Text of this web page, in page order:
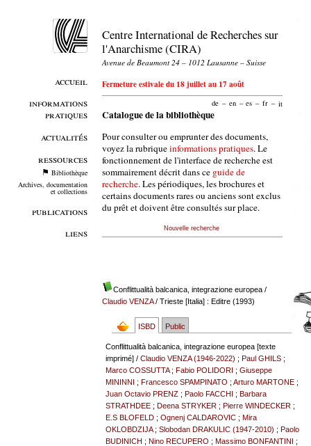
accueil
informations
pratiques
actualités
ressources
Bibliothèque
Archives, documentation
et collections
publications
liens
Centre International de Recherches sur
l'Anarchisme (CIRA)
Avenue de Beaumont 24 – 1012 Lausanne – Suisse
Fermeture estivale du 18 juillet au 17 août
de – en – es – fr – it
Catalogue de la bibliothèque
Pour consulter ou emprunter des documents,
voyez la rubriqueinformations pratiques. Le
fonctionnement de l'interface de recherche est
sommairement décrit dans ce guide de
recherche. Les périodiques, les brochures et
certains documents rares ou anciens sont exclus
du prêt et doivent être consultés sur place.
Nouvelle recherche
Conflittualità balcanica, integrazione europea/
Claudio VENZA/ Trieste [Italia] : Editre (1993)
ISBD Public
Conflittualità balcanica, integrazione europea [texte
imprimé] /Claudio VENZA (1946-2022) ;Paul GHILS ;
Marco COSSUTTA;Fabio POLIDORI ;Giuseppe
MININNI ;Francesco SPAMPINATO ;Arturo MARTONE ;
Juan Octavio PRENZ ;Paolo FACCHI ;Barbara
STRATHDEE ;Deena STRYKER ;Pierre WINDECKER ;
E.S BLOFELD ;Ognenj CALDAROVIC ;Mira
OKLOBDZIJA;Slobodan DRAKULIC (1947-2010) ;Paolo
BUDINICH ;Nino RECUPERO ;Massimo BONFANTINI ;